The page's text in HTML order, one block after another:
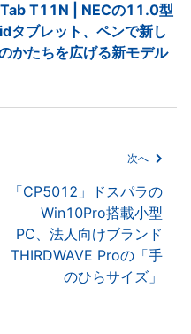
T11N | NECの11.0型
タブレット、ペンで新し
かたちを広げる新モデル
次へ
「CP5012」ドスパラの
Win10Pro搭載小型
PC、法人向けブランド
THIRDWAVE Proの「手
のひらサイズ」